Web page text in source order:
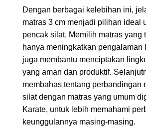
Dengan berbagai kelebihan ini,
matras 3 cm menjadi pilihan ideal
pencak silat. Memilih matras yang
hanya meningkatkan pengalaman
juga membantu menciptakan
yang aman dan produktif.
membahas tentang perbandingan
silat dengan matras yang umum
Karate, untuk lebih memahami
keunggulannya masing-masing.